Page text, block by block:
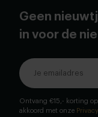
Geen
in voor de
Ontvang €15,- korting op
akkoord met onze